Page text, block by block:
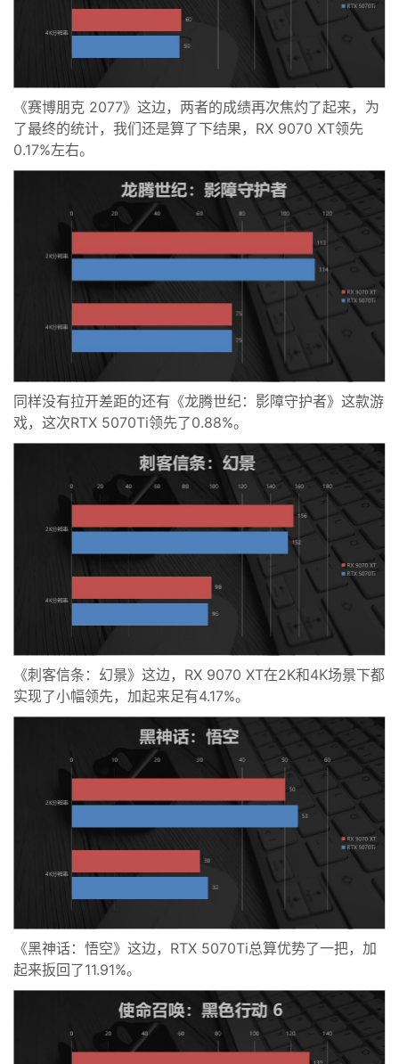
《赛博朋克 2077》这边，两者的成绩再次焦灼了起来，为
了最终的统计，我们还是算了下结果，RX 9070 XT领先
0.17%左右。
同样没有拉开差距的还有《龙腾世纪：影障守护者》这款游
戏，这次RTX 5070Ti领先了0.88%。
《刺客信条：幻景》这边，RX 9070 XT在2K和4K场景下都
实现了小幅领先，加起来足有4.17%。
《黑神话：悟空》这边，RTX 5070Ti总算优势了一把，加
起来扳回了11.91%。